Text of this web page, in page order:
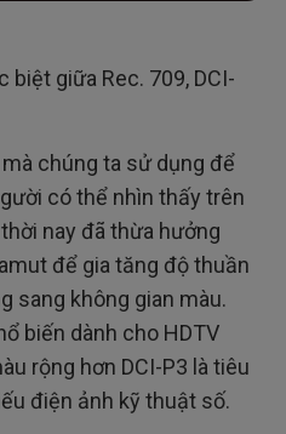
giữa Rec. 709, DCI-
chúng ta sử dụng để
có thể nhìn thấy trên
nay đã thừa hưởng
để gia tăng độ thuần
sang không gian màu.
biến dành cho HDTV
rộng hơn DCI-P3 là tiêu
điện ảnh kỹ thuật số.